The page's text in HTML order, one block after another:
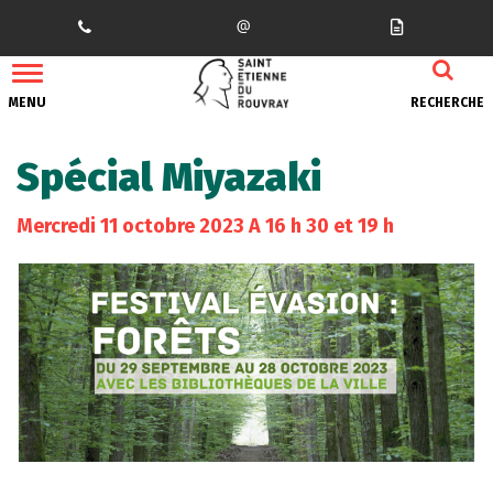
MENU RECHERCHE
Spécial Miyazaki
Mercredi 11 octobre 2023 A 16 h 30 et 19 h